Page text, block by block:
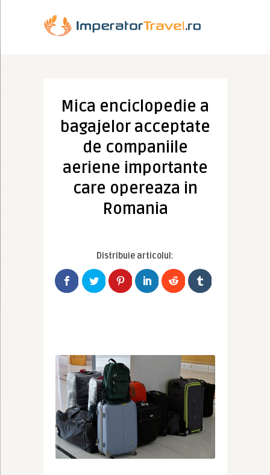
Mica enciclopedie a
bagajelor acceptate
de companiile
aeriene importante
care opereaza in
Romania
Distribuie articolul: